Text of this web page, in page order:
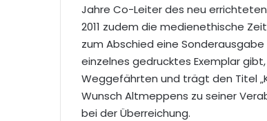
Jahre Co-Leiter des neu
2011 zudem die medienethische
zum Abschied eine
einzelnes gedrucktes Exemplar
Weggefährten und trägt den Titel
Wunsch Altmeppens zu seiner
bei der Überreichung.